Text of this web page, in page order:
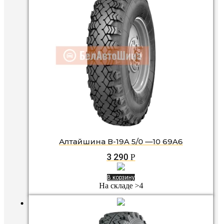
Алтайшина В-19А 5/0 —10 69A6
3 290 Р
В корзину
На складе >4